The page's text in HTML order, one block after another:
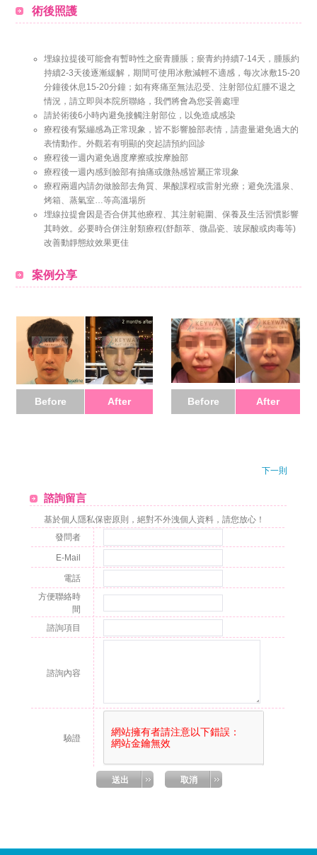
術後照護
埋線拉提後可能會有暫時性之瘀青腫脹；瘀青約持續7-14天，腫脹約
持續2-3天後逐漸緩解，期間可使用冰敷減輕不適感，每次冰敷15-20
分鐘後休息15-20分鐘；如有疼痛至無法忍受、注射部位紅腫不退之
情況，請立即與本院所聯絡，我們將會為您妥善處理
請於術後6小時內避免接觸注射部位，以免造成感染
療程後有緊繃感為正常現象，皆不影響臉部表情，請盡量避免過大的
表情動作。外觀若有明顯的突起請預約回診
療程後一週內避免過度摩擦或按摩臉部
療程後一週內感到臉部有抽痛或微熱感皆屬正常現象
療程兩週內請勿做臉部去角質、果酸課程或雷射光療；避免洗溫泉、
烤箱、蒸氣室…等高溫場所
埋線拉提會因是否合併其他療程、其注射範圍、保養及生活習慣影響
其時效。必要時合併注射類療程(舒顏萃、微晶瓷、玻尿酸或肉毒等)
改善動靜態紋效果更佳
案例分享
Before After Before After
下一則